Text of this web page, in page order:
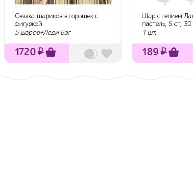
Связка шариков в горошек с
фигуркой
5 шаров+Леди Баг
1720₽
Шар с гелием
пастель, 5 ст,
1 шт.
189 ₽